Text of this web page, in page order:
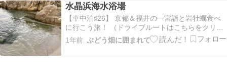
いそうでしたがなんとか座れてよかったです＾＾
まず…
水晶浜海水浴場
【車中泊♯26】 京都＆福井の一宮詣と岩牡蠣食べ
に行こう旅！ （ドライブルートはこちらをクリッ
ク！）水晶浜海水浴場で夕焼け見て行きましょう
と立ち寄りました砂浜きれい！ 海の水きれい！８
1年前 ぶどう畑に囲まれて